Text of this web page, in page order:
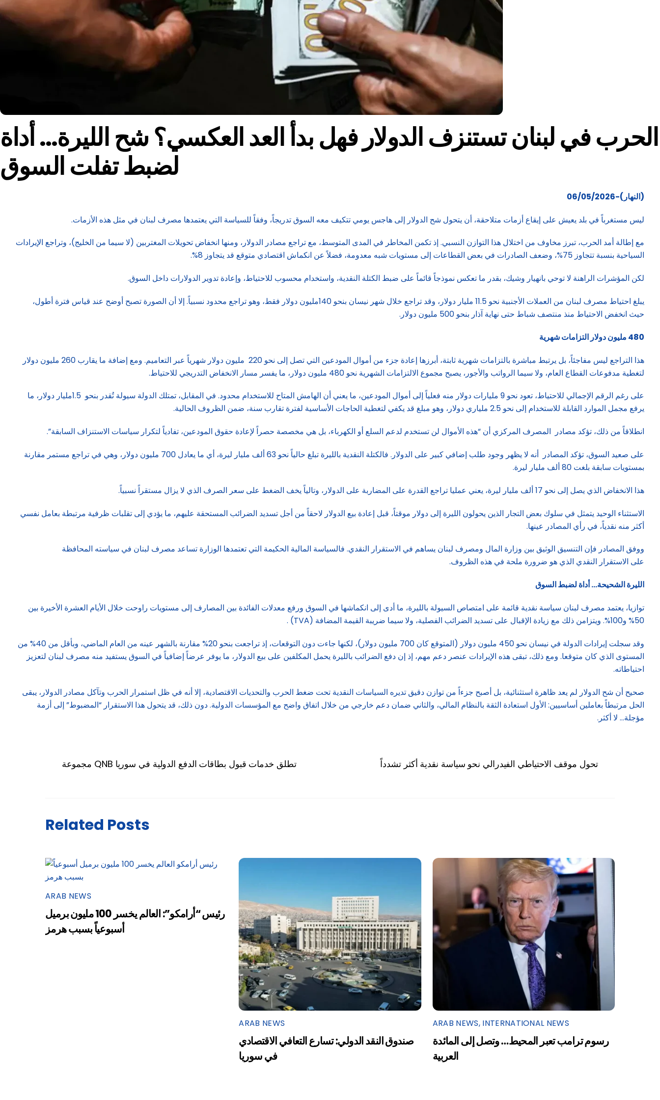
الحرب في لبنان تستنزف الدولار فهل بدأ العد العكسي؟ شح الليرة… أداة
لضبط تفلت السوق
(النهار)-06/05/2026
ليس مستغرباً في بلد يعيش على إيقاع أزمات متلاحقة، أن يتحول شح الدولار إلى هاجس يومي تتكيف معه السوق تدريجاً، وفقاً للسياسة التي يعتمدها مصرف لبنان في مثل هذه الأزمات.
مع إطالة أمد الحرب، تبرز مخاوف من اختلال هذا التوازن النسبي. إذ تكمن المخاطر في المدى المتوسط، مع تراجع مصادر الدولار، ومنها انخفاض تحويلات المغتربين (لا سيما من الخليج)، وتراجع الإيرادات
السياحية بنسبة تتجاوز 75%، وضعف الصادرات في بعض القطاعات إلى مستويات شبه معدومة، فضلاً عن انكماش اقتصادي متوقع قد يتجاوز 8%.
لكن المؤشرات الراهنة لا توحي بانهيار وشيك، بقدر ما تعكس نموذجاً قائماً على ضبط الكتلة النقدية، واستخدام محسوب للاحتياط، وإعادة تدوير الدولارات داخل السوق.
يبلغ احتياط مصرف لبنان من العملات الأجنبية نحو 11.5 مليار دولار، وقد تراجع خلال شهر نيسان بنحو 140مليون دولار فقط، وهو تراجع محدود نسبياً. إلا أن الصورة تصبح أوضح عند قياس فترة أطول،
حيث انخفض الاحتياط منذ منتصف شباط حتى نهاية آذار بنحو 500 مليون دولار.
480 مليون دولار التزامات شهرية
هذا التراجع ليس مفاجئاً، بل يرتبط مباشرة بالتزامات شهرية ثابتة، أبرزها إعادة جزء من أموال المودعين التي تصل إلى نحو 220 مليون دولار شهرياً عبر التعاميم. ومع إضافة ما يقارب 260 مليون دولار
لتغطية مدفوعات القطاع العام، ولا سيما الرواتب والأجور، يصبح مجموع الالتزامات الشهرية نحو 480 مليون دولار، ما يفسر مسار الانخفاض التدريجي للاحتياط.
على رغم الرقم الإجمالي للاحتياط، تعود نحو 9 مليارات دولار منه فعلياً إلى أموال المودعين، ما يعني أن الهامش المتاح للاستخدام محدود. في المقابل، تمتلك الدولة سيولة تُقدر بنحو 1.5مليار دولار، ما
يرفع مجمل الموارد القابلة للاستخدام إلى نحو 2.5 ملياري دولار، وهو مبلغ قد يكفي لتغطية الحاجات الأساسية لفترة تقارب سنة، ضمن الظروف الحالية.
انطلاقاً من ذلك، تؤكد مصادر المصرف المركزي أن “هذه الأموال لن تستخدم لدعم السلع أو الكهرباء، بل هي مخصصة حصراً لإعادة حقوق المودعين، تفادياً لتكرار سياسات الاستنزاف السابقة”.
على صعيد السوق، تؤكد المصادر أنه لا يظهر وجود طلب إضافي كبير على الدولار. فالكتلة النقدية بالليرة تبلغ حالياً نحو 63 ألف مليار ليرة، أي ما يعادل 700 مليون دولار، وهي في تراجع مستمر مقارنة
بمستويات سابقة بلغت 80 ألف مليار ليرة.
هذا الانخفاض الذي يصل إلى نحو 17 ألف مليار ليرة، يعني عمليا تراجع القدرة على المضاربة على الدولار، وتالياً يخف الضغط على سعر الصرف الذي لا يزال مستقراً نسبياً.
الاستثناء الوحيد يتمثل في سلوك بعض التجار الذين يحولون الليرة إلى دولار موقتاً، قبل إعادة بيع الدولار لاحقاً من أجل تسديد الضرائب المستحقة عليهم، ما يؤدي إلى تقلبات ظرفية مرتبطة بعامل نفسي
أكثر منه نقدياً، في رأي المصادر عينها.
ووفق المصادر فإن التنسيق الوثيق بين وزارة المال ومصرف لبنان يساهم في الاستقرار النقدي. فالسياسة المالية الحكيمة التي تعتمدها الوزارة تساعد مصرف لبنان في سياسته المحافظة
على الاستقرار النقدي الذي هو ضرورة ملحة في هذه الظروف.
الليرة الشحيحة… أداة لضبط السوق
توازيا، يعتمد مصرف لبنان سياسة نقدية قائمة على امتصاص السيولة بالليرة، ما أدى إلى انكماشها في السوق ورفع معدلات الفائدة بين المصارف إلى مستويات راوحت خلال الأيام العشرة الأخيرة بين
50% و100%. ويتزامن ذلك مع زيادة الإقبال على تسديد الضرائب الفصلية، ولا سيما ضريبة القيمة المضافة (TVA) .
وقد سجلت إيرادات الدولة في نيسان نحو 450 مليون دولار (المتوقع كان 700 مليون دولار)، لكنها جاءت دون التوقعات، إذ تراجعت بنحو 20% مقارنة بالشهر عينه من العام الماضي، وبأقل من 40% من
المستوى الذي كان متوقعا. ومع ذلك، تبقى هذه الإيرادات عنصر دعم مهم، إذ إن دفع الضرائب بالليرة يحمل المكلفين على بيع الدولار، ما يوفر عرضاً إضافياً في السوق يستفيد منه مصرف لبنان لتعزيز
احتياطاته.
صحيح أن شح الدولار لم يعد ظاهرة استثنائية، بل أصبح جزءاً من توازن دقيق تديره السياسات النقدية تحت ضغط الحرب والتحديات الاقتصادية، إلا أنه في ظل استمرار الحرب وتآكل مصادر الدولار، يبقى
الحل مرتبطاً بعاملين أساسيين: الأول استعادة الثقة بالنظام المالي، والثاني ضمان دعم خارجي من خلال اتفاق واضح مع المؤسسات الدولية. دون ذلك، قد يتحول هذا الاستقرار “المضبوط” إلى أزمة
مؤجلة… لا أكثر.
مجموعة QNB تطلق خدمات قبول بطاقات الدفع الدولية في سوريا تحول موقف الاحتياطي الفيدرالي نحو سياسة نقدية أكثر تشدداً
Related Posts
ARAB NEWS
رئيس “أرامكو”: العالم يخسر 100 مليون برميل
أسبوعياً بسبب هرمز
ARAB NEWS
صندوق النقد الدولي: تسارع التعافي الاقتصادي
في سوريا
ARAB NEWS, INTERNATIONAL NEWS
رسوم ترامب تعبر المحيط… وتصل إلى المائدة
العربية